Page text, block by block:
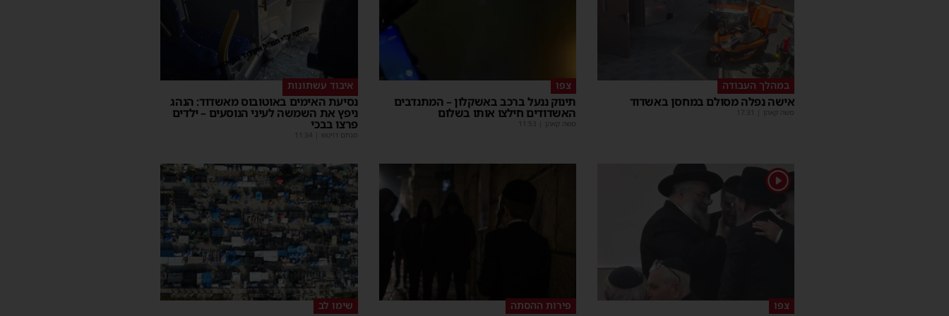
במהלך העבודה
אישה נפלה מסולם במחסן באשדוד
משה קאהן 17:31
צפו
תינוק ננעל ברכב באשקלון – המתנדבים
האשדודים חילצו אותו בשלום
משה קאהן 11:53
איבוד עשתונות
נסיעת האימים באוטובוס מאשדוד: הנהג
ניפץ את השמשה לעיני הנוסעים – ילדים
פרצו בבכי
מנחם דויטש 11:34
1
צפו פירות ההסתה שימו לב